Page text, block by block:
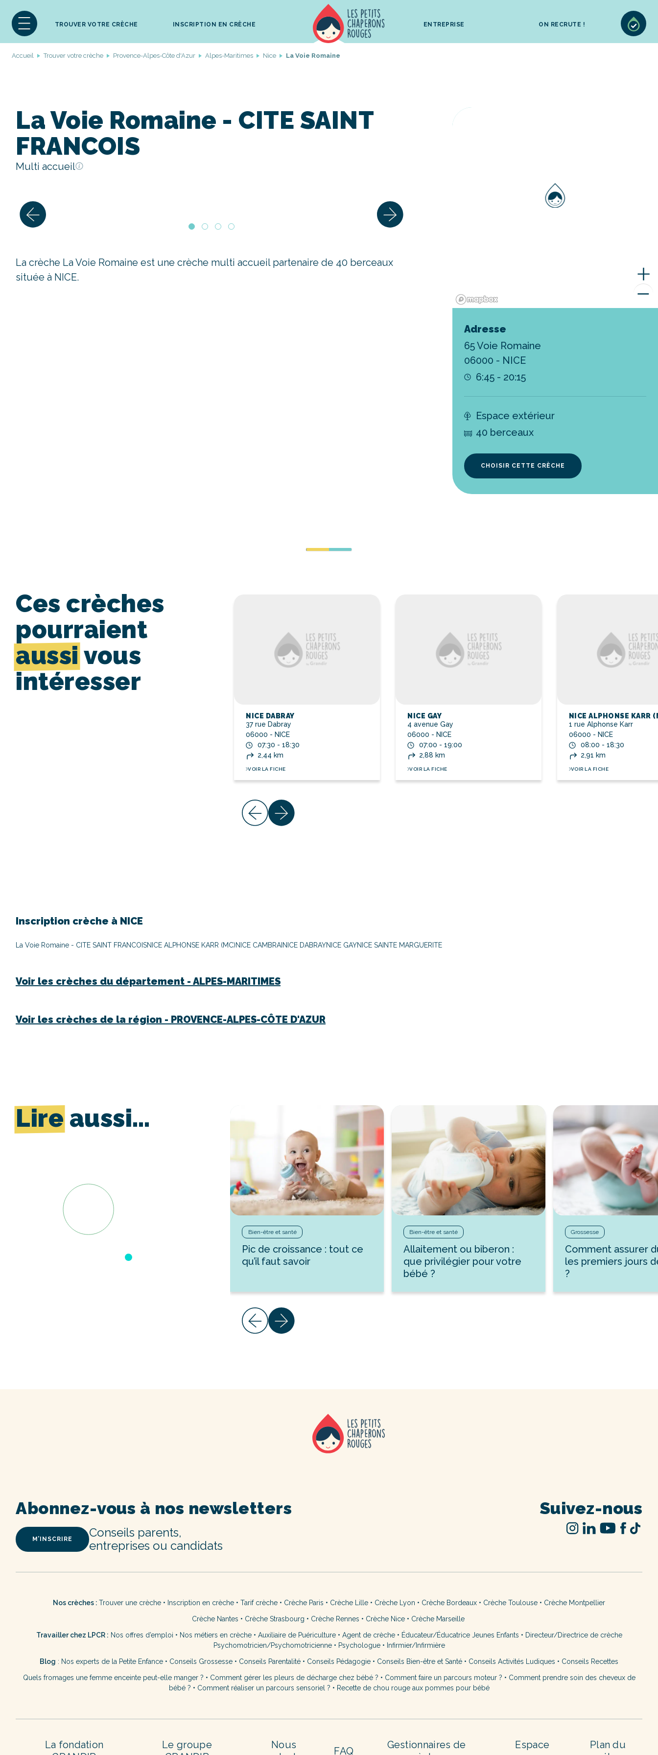
TROUVER VOTRE CRÈCHE INSCRIPTION EN CRÈCHE ENTREPRISE ON RECRUTE !
Accueil Trouver votre crèche Provence-Alpes-Côte d'Azur Alpes-Maritimes Nice La Voie Romaine
La Voie Romaine - CITE SAINT
FRANCOIS
Multi accueil
Adresse
65 Voie Romaine
06000 - NICE
6:45 - 20:15
Espace extérieur
40 berceaux
CHOISIR CETTE CRÈCHE
La crèche La Voie Romaine est une crèche multi accueil partenaire de 40 berceaux
située à NICE.
Ces crèches
pourraient
aussi vous
intéresser
NICE DABRAY
37 rue Dabray
06000 - NICE
07:30 - 18:30
2,44 km
VOIR LA FICHE
NICE GAY
4 avenue Gay
06000 - NICE
07:00 - 19:00
2,88 km
VOIR LA FICHE
NICE ALPHONSE KARR
1 rue Alphonse Karr
06000 - NICE
08:00 - 18:30
2,91 km
VOIR LA FICHE
Inscription crèche à NICE
La Voie Romaine - CITE SAINT FRANCOISNICE ALPHONSE KARR (MC)NICE CAMBRAI NICE DABRAYNICE GAYNICE SAINTE MARGUERITE
Voir les crèches du département - ALPES-MARITIMES
Voir les crèches de la région - PROVENCE-ALPES-CÔTE D'AZUR
Lire aussi…
Bien-être et santé
Pic de croissance : tout ce
qu’il faut savoir
Bien-être et santé
Allaitement ou biberon :
que privilégier pour votre
bébé ?
Grossesse
Comment assurer
les premiers jours
?
Abonnez-vous à nos newsletters
M’INSCRIRE
Conseils parents,
entreprises ou candidats
Suivez-nous
Nos crèches : Trouver une crèche • Inscription en crèche • Tarif crèche • Crèche Paris • Crèche Lille • Crèche Lyon • Crèche Bordeaux • Crèche Toulouse • Crèche Montpellier
Crèche Nantes • Crèche Strasbourg • Crèche Rennes • Crèche Nice• Crèche Marseille
Travailler chez LPCR : Nos offres d’emploi • Nos métiers en crèche• Auxiliaire de Puériculture• Agent de crèche• Éducateur/Éducatrice Jeunes Enfants • Directeur/Directrice de crèche
Psychomotricien/Psychomotricienne• Psychologue• Infirmier/Infirmière
Blog : Nos experts de la Petite Enfance • Conseils Grossesse • Conseils Parentalité • Conseils Pédagogie • Conseils Bien-être et Santé • Conseils Activités Ludiques • Conseils Recettes
Quels fromages une femme enceinte peut-elle manger ? • Comment gérer les pleurs de décharge chez bébé ? • Comment faire un parcours moteur ? • Comment prendre soin des cheveux de
bébé ? • Comment réaliser un parcours sensoriel ? • Recette de chou rouge aux pommes pour bébé
La fondation
Le groupe
Nous
FAQ
Gestionnaires de
Espace
Plan du